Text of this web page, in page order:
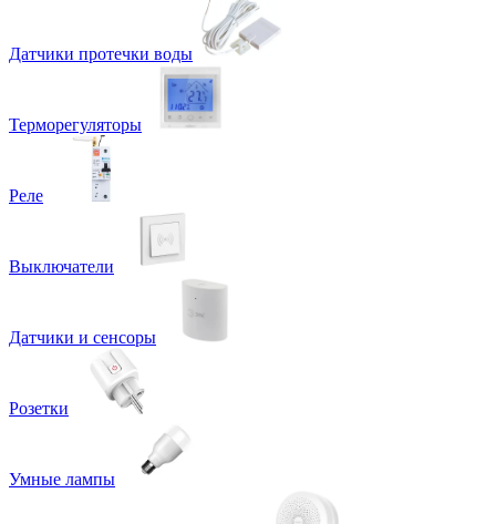
Датчики протечки воды
Терморегуляторы
Реле
Выключатели
Датчики и сенсоры
Розетки
Умные лампы